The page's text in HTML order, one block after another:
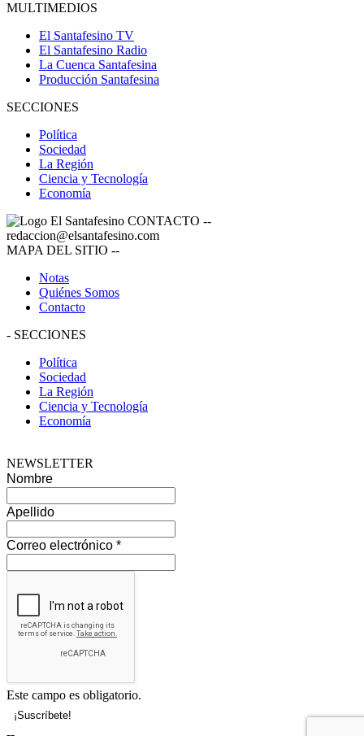
MULTIMEDIOS
El Santafesino TV
El Santafesino Radio
La Cuenca Santafesina
Producción Santafesina
SECCIONES
Política
Sociedad
La Región
Ciencia y Tecnología
Economía
CONTACTO --
redaccion@elsantafesino.com
MAPA DEL SITIO --
Notas
Quiénes Somos
Contacto
- SECCIONES
Política
Sociedad
La Región
Ciencia y Tecnología
Economía
NEWSLETTER
Nombre
Apellido
Correo electrónico *
Este campo es obligatorio.